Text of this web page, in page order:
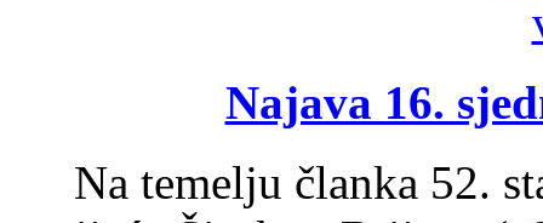
Najava 16.
Na temelju članka 52.